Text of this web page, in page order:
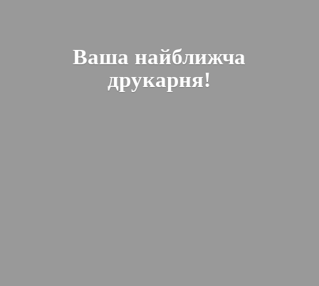
Ваша найближча
друкарня!